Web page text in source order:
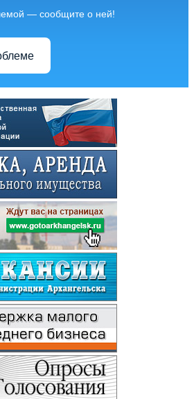
— сообщите о ней!